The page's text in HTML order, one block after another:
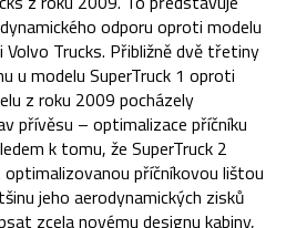
odporu oproti modelu
Trucks. Přibližně dvě třetiny
u modelu SuperTruck 1 oproti
z roku 2009 pocházely
přívěsu – optimalizace příčníku
k tomu, že SuperTruck 2
příčníkovou lištou
jeho aerodynamických zisků
zcela novému designu kabiny,